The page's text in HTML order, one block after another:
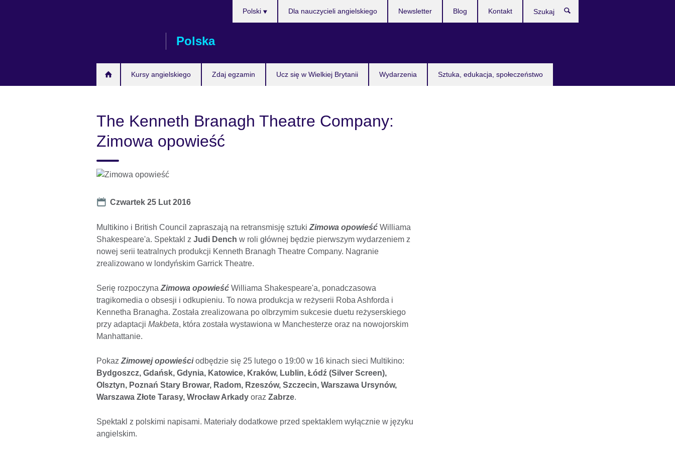
Polska
Kursy angielskiego Zdaj egzamin Ucz się w Wielkiej Brytanii Wydarzenia Sztuka, edukacja, społeczeństwo
Polski Dla nauczycieli angielskiego Newsletter Blog Kontakt
The Kenneth Branagh Theatre Company:
Zimowa opowieść
Date
Czwartek 25 Lut 2016
Multikino i British Council zapraszają na retransmisję sztuki Zimowa opowieść Williama
Shakespeare'a. Spektakl z Judi Dench w roli głównej będzie pierwszym wydarzeniem z
nowej serii teatralnych produkcji Kenneth Branagh Theatre Company. Nagranie
zrealizowano w londyńskim Garrick Theatre.
Serię rozpoczyna Zimowa opowieść Williama Shakespeare'a, ponadczasowa
tragikomedia o obsesji i odkupieniu. To nowa produkcja w reżyserii Roba Ashforda i
Kennetha Branagha. Została zrealizowana po olbrzymim sukcesie duetu reżyserskiego
przy adaptacji Makbeta, która została wystawiona w Manchesterze oraz na nowojorskim
Manhattanie.
Pokaz Zimowej opowieściodbędzie się 25 lutego o 19:00 w 16 kinach sieci Multikino:
Bydgoszcz, Gdańsk, Gdynia, Katowice, Kraków, Lublin, Łódź (Silver Screen),
Olsztyn, Poznań Stary Browar, Radom, Rzeszów, Szczecin, Warszawa Ursynów,
Warszawa Złote Tarasy, Wrocław Arkady oraz Zabrze.
Spektakl z polskimi napisami. Materiały dodatkowe przed spektaklem wyłącznie w języku
angielskim.